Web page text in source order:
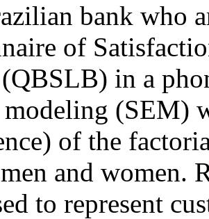
bank who
of
in a
(SEM)
of the
and women.
to represent